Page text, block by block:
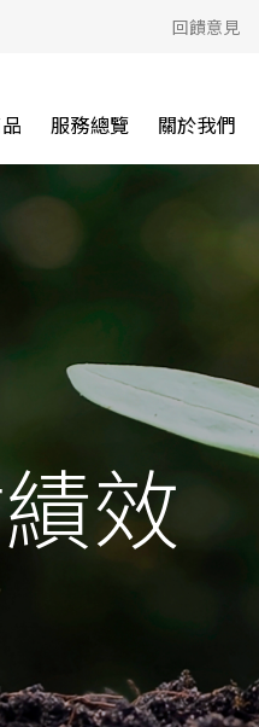
回饋意見
服務總覽 關於我們
效